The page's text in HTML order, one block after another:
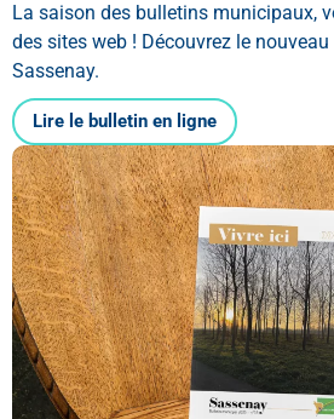
La saison des bulletins municipaux,
des sites web ! Découvrez le
Sassenay.
Lire le bulletin en ligne